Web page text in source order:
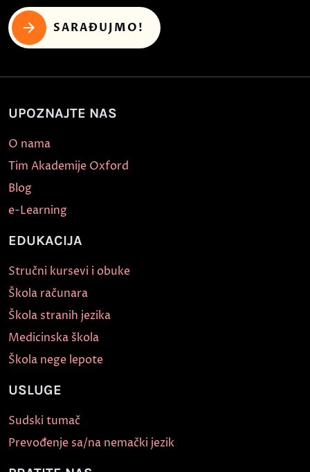
SARAĐUJMO!
UPOZNAJTE NAS
O nama
Tim Akademije Oxford
Blog
e-Learning
EDUKACIJA
Stručni kursevi i obuke
Škola računara
Škola stranih jezika
Medicinska škola
Škola nege lepote
USLUGE
Sudski tumač
Prevođenje sa/na nemački jezik